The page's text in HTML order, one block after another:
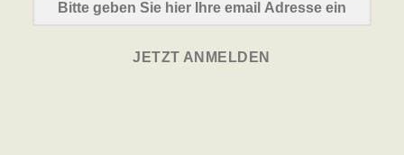
JETZT ANMELDEN